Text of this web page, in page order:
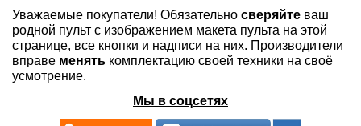
Уважаемые покупатели! Обязательно сверяйте ваш
родной пульт с изображением макета пульта на этой
странице, все кнопки и надписи на них. Производители
вправе менять комплектацию своей техники на своё
усмотрение.
Мы в соцсетях